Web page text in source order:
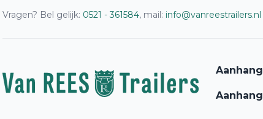
Vragen? Bel gelijk: 0521 - 361584, mail: info@vanreestrailers.nl